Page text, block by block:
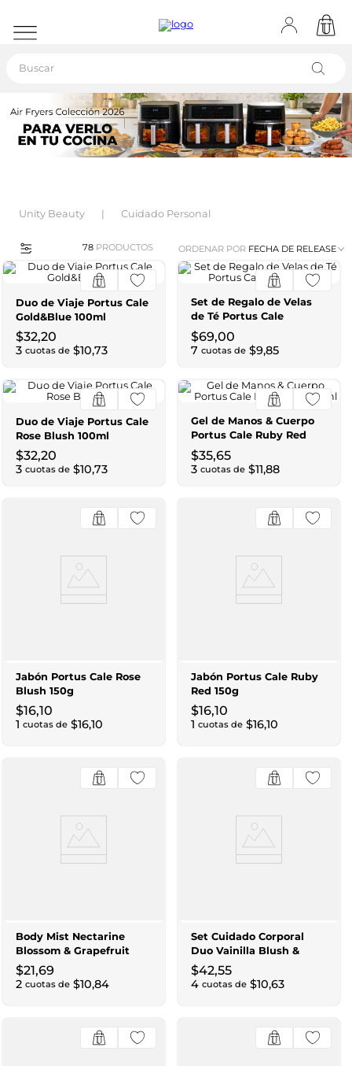
Unity Beauty Cuidado Personal
78 PRODUCTOS ORDENAR POR FECHA DE RELEASE
Duo de Viaje Portus Cale
Gold&Blue 100ml
$32,20
3 cuotas de $10,73
Set de Regalo de Velas
de Té Portus Cale
Gold&Blue
$69,00
7 cuotas de $9,85
Duo de Viaje Portus Cale
Rose Blush 100ml
$32,20
3 cuotas de $10,73
Gel de Manos & Cuerpo
Portus Cale Ruby Red
300ml
$35,65
3 cuotas de $11,88
Jabón Portus Cale Rose
Blush 150g
$16,10
1 cuotas de $16,10
Jabón Portus Cale Ruby
Red 150g
$16,10
1 cuotas de $16,10
Body Mist Nectarine
Blossom & Grapefruit
250ml
$21,69
2 cuotas de $10,84
Set Cuidado Corporal
Duo Vainilla Blush &
Peony
$42,55
4 cuotas de $10,63